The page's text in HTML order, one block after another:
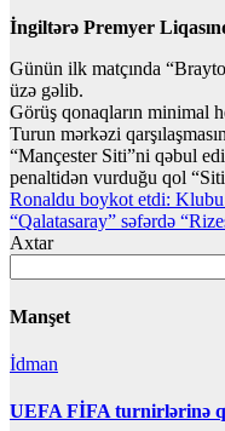
İngiltərə Premyer
Günün ilk matçında
üzə gəlib.
Görüş qonaqların minimal
Turun mərkəzi
“Mançester Siti”ni qəbul
penaltidən vurduğu qol
Yazı
naviqasiyası
Ronaldu boykot etdi:
“Qalatasaray” səfərdə
Axtar
Manşet
İdman
UEFA FİFA turnirlərinə